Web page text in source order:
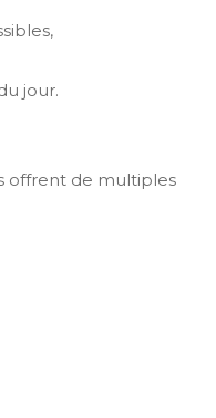
jour.
offrent de multiples